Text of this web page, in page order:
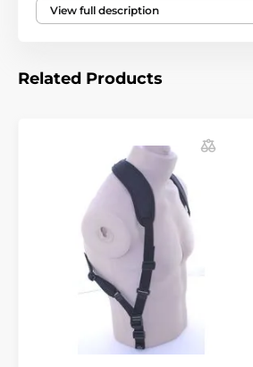
View full description
Related Products